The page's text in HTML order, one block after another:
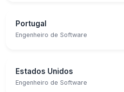
Portugal
Engenheiro de Software
Estados Unidos
Engenheiro de Software